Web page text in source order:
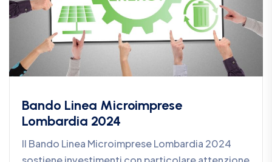
Bando Linea Microimprese
Lombardia 2024
Il Bando Linea Microimprese Lombardia 2024